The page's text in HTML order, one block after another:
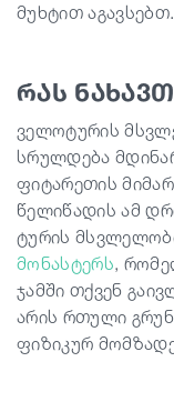
მუხტით აგავსებთ.
რას ნახავთ
ველოტურის
სრულდება
ფიტარეთის
წელიწადის ამ
ტურის
მონასტერს,
ჯამში თქვენ
არის რთული
ფიზიკურ